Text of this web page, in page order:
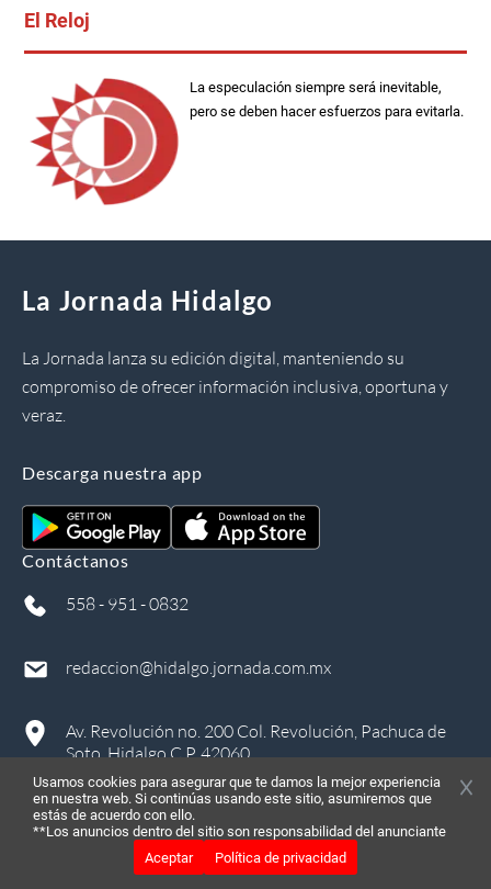
in
El Reloj
La especulación siempre será inevitable,
pero se deben hacer esfuerzos para evitarla.
La Jornada Hidalgo
La Jornada lanza su edición digital, manteniendo su
compromiso de ofrecer información inclusiva, oportuna y
veraz.
Descarga nuestra app
Contáctanos
558 - 951 - 0832
redaccion@hidalgo.jornada.com.mx
Av. Revolución no. 200 Col. Revolución, Pachuca de
Soto, Hidalgo C.P. 42060
2026, Todos los derechos reservados
Usamos cookies para asegurar que te damos la mejor experiencia
en nuestra web. Si continúas usando este sitio, asumiremos que
estás de acuerdo con ello.
**Los anuncios dentro del sitio son responsabilidad del anunciante
Aceptar
Política de privacidad